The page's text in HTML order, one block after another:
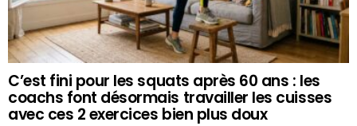
C’est fini pour les squats après 60 ans : les
coachs font désormais travailler les cuisses
avec ces 2 exercices bien plus doux